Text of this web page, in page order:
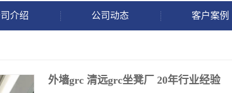
介绍 公司动态 客户案例
外墙grc 清远grc坐凳厂 20年行业经验